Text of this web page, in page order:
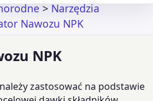
>Narzędzia
Nawozu NPK
NPK
zastosować na podstawie